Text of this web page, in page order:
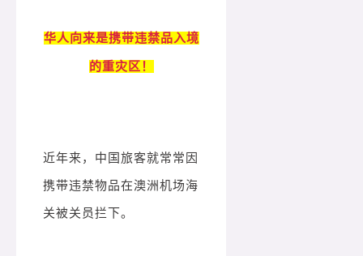
华人向来是携带违禁品入境
的重灾区！
近年来，中国旅客就常常因
携带违禁物品在澳洲机场海
关被关员拦下。